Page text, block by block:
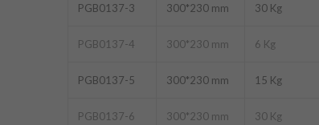
PGB0137-3 300*230 mm 30 Kg
PGB0137-4 300*230 mm 6 Kg
PGB0137-5 300*230 mm 15 Kg
PGB0137-6 300*230 mm 30 Kg